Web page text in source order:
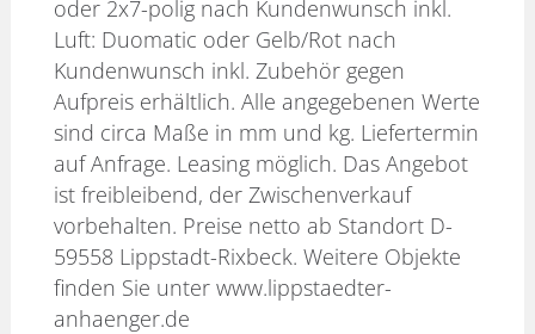
oder 2x7-polig nach Kundenwunsch inkl.
Luft: Duomatic oder Gelb/Rot nach
Kundenwunsch inkl. Zubehör gegen
Aufpreis erhältlich. Alle angegebenen Werte
sind circa Maße in mm und kg. Liefertermin
auf Anfrage. Leasing möglich. Das Angebot
ist freibleibend, der Zwischenverkauf
vorbehalten. Preise netto ab Standort D-
59558 Lippstadt-Rixbeck. Weitere Objekte
finden Sie unter www.lippstaedter-
anhaenger.de